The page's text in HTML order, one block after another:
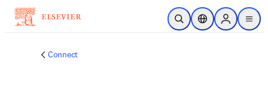
Passer au contenu principal
Ouvrir la recherche
Sélecteur de
Sign in to
menu
Connect